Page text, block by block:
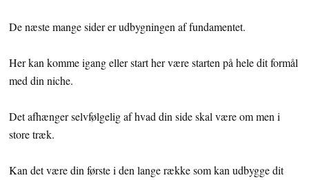
De næste mange sider er udbygningen af fundamentet.
Her kan komme igang eller start her være starten på hele dit formål
med din niche.
Det afhænger selvfølgelig af hvad din side skal være om men i
store træk.
Kan det være din første i den lange række som kan udbygge dit